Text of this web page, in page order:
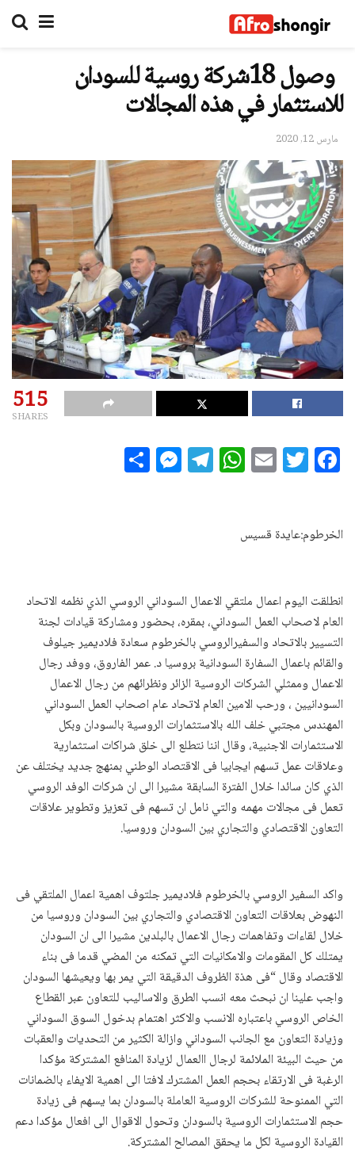
وصول 18شركة روسية للسودان
للاستثمار في هذه المجالات
مارس 12, 2020
515
SHARES
F
a
e
o
o
k
T
w
te
E
m
l
W
h
p
p
T
el
m
M
es
e
r
الخرطوم:عايدة قسيس
انطلقت اليوم اعمال ملتقي الاعمال السوداني الروسي الذي نظمه الاتحاد
العام لاصحاب العمل السوداني، بمقره، بحضور ومشاركة قيادات لجنة
التسيير بالاتحاد والسفيرالروسي بالخرطوم سعادة فلاديمير جيلوف
والقائم باعمال السفارة السودانية بروسيا د. عمر الفاروق، ووفد رجال
الاعمال وممثلي الشركات الروسية الزائر ونظرائهم من رجال الاعمال
السودانيين ، ورحب الامين العام لاتحاد عام اصحاب العمل السوداني
المهندس مجتبي خلف الله بالاستثمارات الروسية بالسودان وبكل
الاستثمارات الاجنبية، وقال اننا نتطلع الى خلق شراكات استثمارية
وعلاقات عمل تسهم ايجابيا فى الاقتصاد الوطني بمنهج جديد يختلف عن
الذي كان سائدا خلال الفترة السابقة مشيرا الى ان شركات الوفد الروسي
تعمل فى مجالات مهمه والتي نامل ان تسهم فى تعزيز وتطوير علاقات
التعاون الاقتصادي والتجاري بين السودان وروسيا.
واكد السفير الروسي بالخرطوم فلاديمير جلتوف اهمية اعمال الملتقي فى
النهوض بعلاقات التعاون الاقتصادي والتجاري بين السودان وروسيا من
خلال لقاءات وتفاهمات رجال الاعمال بالبلدين مشيرا الى ان السودان
يمتلك كل المقومات والامكانيات التي تمكنه من المضي قدما فى بناء
الاقتصاد وقال “فى هذة الظروف الدقيقة التي يمر بها ويعيشها السودان
واجب علينا ان نبحث معه انسب الطرق والاساليب للتعاون عبر القطاع
الخاص الروسي باعتباره الانسب والاكثر اهتمام بدخول السوق السوداني
وزيادة التعاون مع الجانب السوداني وازالة الكثير من التحديات والعقبات
من حيث البيئة الملائمة لرجال االعمال لزيادة المنافع المشتركة مؤكدا
الرغبة فى الارتقاء بحجم العمل المشترك لافتا الى اهمية الايفاء بالضمانات
التي الممنوحة للشركات الروسية العاملة بالسودان بما يسهم فى زيادة
حجم الاستثمارات الروسية بالسودان وتحول الاقوال الى افعال مؤكدا دعم
القيادة الروسية لكل ما يحقق المصالح المشتركة.